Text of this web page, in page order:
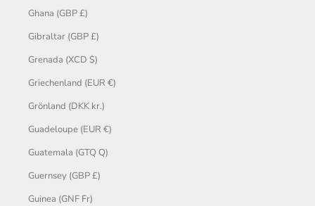
Ghana (GBP £)
Gibraltar (GBP £)
Grenada (XCD $)
Griechenland (EUR €)
Grönland (DKK kr.)
Guadeloupe (EUR €)
Guatemala (GTQ Q)
Guernsey (GBP £)
Guinea (GNF Fr)